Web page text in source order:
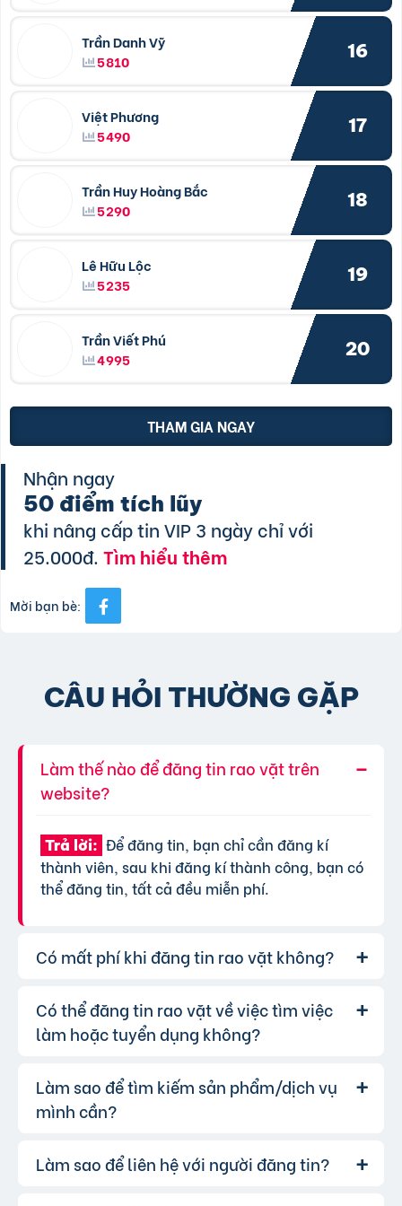
Trần Danh Vỹ
5810
16
Việt Phương
5490
17
Trần Huy Hoàng Bắc
5290
18
Lê Hữu Lộc
5235
19
Trần Viết Phú
4995
20
THAM GIA NGAY
Nhận ngay
50 điểm tích lũy
khi nâng cấp tin VIP 3 ngày chỉ với
25.000đ.Tìm hiểu thêm
Mời bạn bè:
CÂU HỎI THƯỜNG GẶP
Làm thế nào để đăng tin rao vặt trên
website?
Trả lời: Để đăng tin, bạn chỉ cần đăng kí
thành viên, sau khi đăng kí thành công, bạn có
thể đăng tin, tất cả đều miễn phí.
Có mất phí khi đăng tin rao vặt không?
Trả lời: Chúng tôi cung cấp gói đăng tin miễn
phí cơ bản cho tất cả người dùng. Tuy nhiên, để
thị, bạn có thể lựa chọn các gói dịch vụ nâng
cấp với chi phí hợp lý, xem thêmphí dịch vụ tin
VIP.
Có thể đăng tin rao vặt về việc tìm việc
làm hoặc tuyển dụng không?
Trả lời: Hoàn toàn có thể. Website của chúng
tôi hỗ trợ đăng tin tuyển dụng và tìm việc làm.
đủ thông tin.
Làm sao để tìm kiếm sản phẩm/dịch vụ
mình cần?
Trả lời: Bạn có thể sử dụng công cụ tìm kiếm
Làm sao để liên hệ với người đăng tin?